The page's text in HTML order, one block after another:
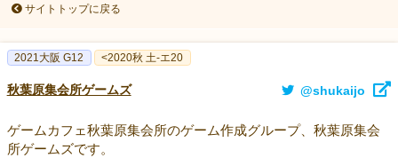
サイトトップに戻る
2021大阪 G12 <2020秋 土-エ20
秋葉原集会所ゲームズ @shukaijo
ゲームカフェ秋葉原集会所のゲーム作成グループ、秋葉原集会
所ゲームズです。